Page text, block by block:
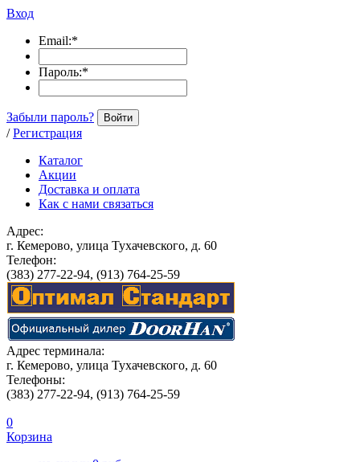
Вход
Email:*
Пароль:*
Забыли пароль? Войти
/ Регистрация
Каталог
Акции
Доставка и оплата
Как с нами связаться
Адрес:
г. Кемерово, улица Тухачевского, д. 60
Телефон:
(383) 277-22-94, (913) 764-25-59
Адрес терминала:
г. Кемерово, улица Тухачевского, д. 60
Телефоны:
(383) 277-22-94, (913) 764-25-59
0
Корзина